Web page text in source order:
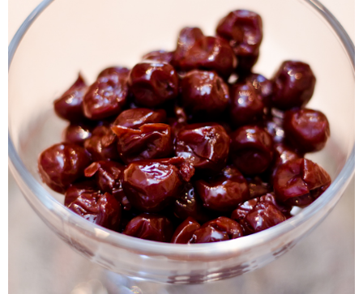
Nu cere amanare nici o zi, asa ca notati va rog:
165
grame zahar, 2 oua, 2 linguri esenta de vanilie, 35
grame ciocolata alba,50 grame visinata (acu na daca-i
visine din visinata - multe sa fie - cat puteti 'duce' voi